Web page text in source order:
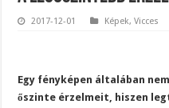
2017-12-01 Képek,Vicces
Egy fényképen általában
őszinte érzelmeit, hiszen